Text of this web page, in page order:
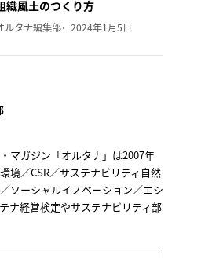
織風土のつくり方
ルタナ編集部 2024年1月5日
マガジン「オルタナ」は2007年
境／CSR／サステナビリティ自然
ソーシャルイノベーション／エシ
ナ経営検定やサステナビリティ部